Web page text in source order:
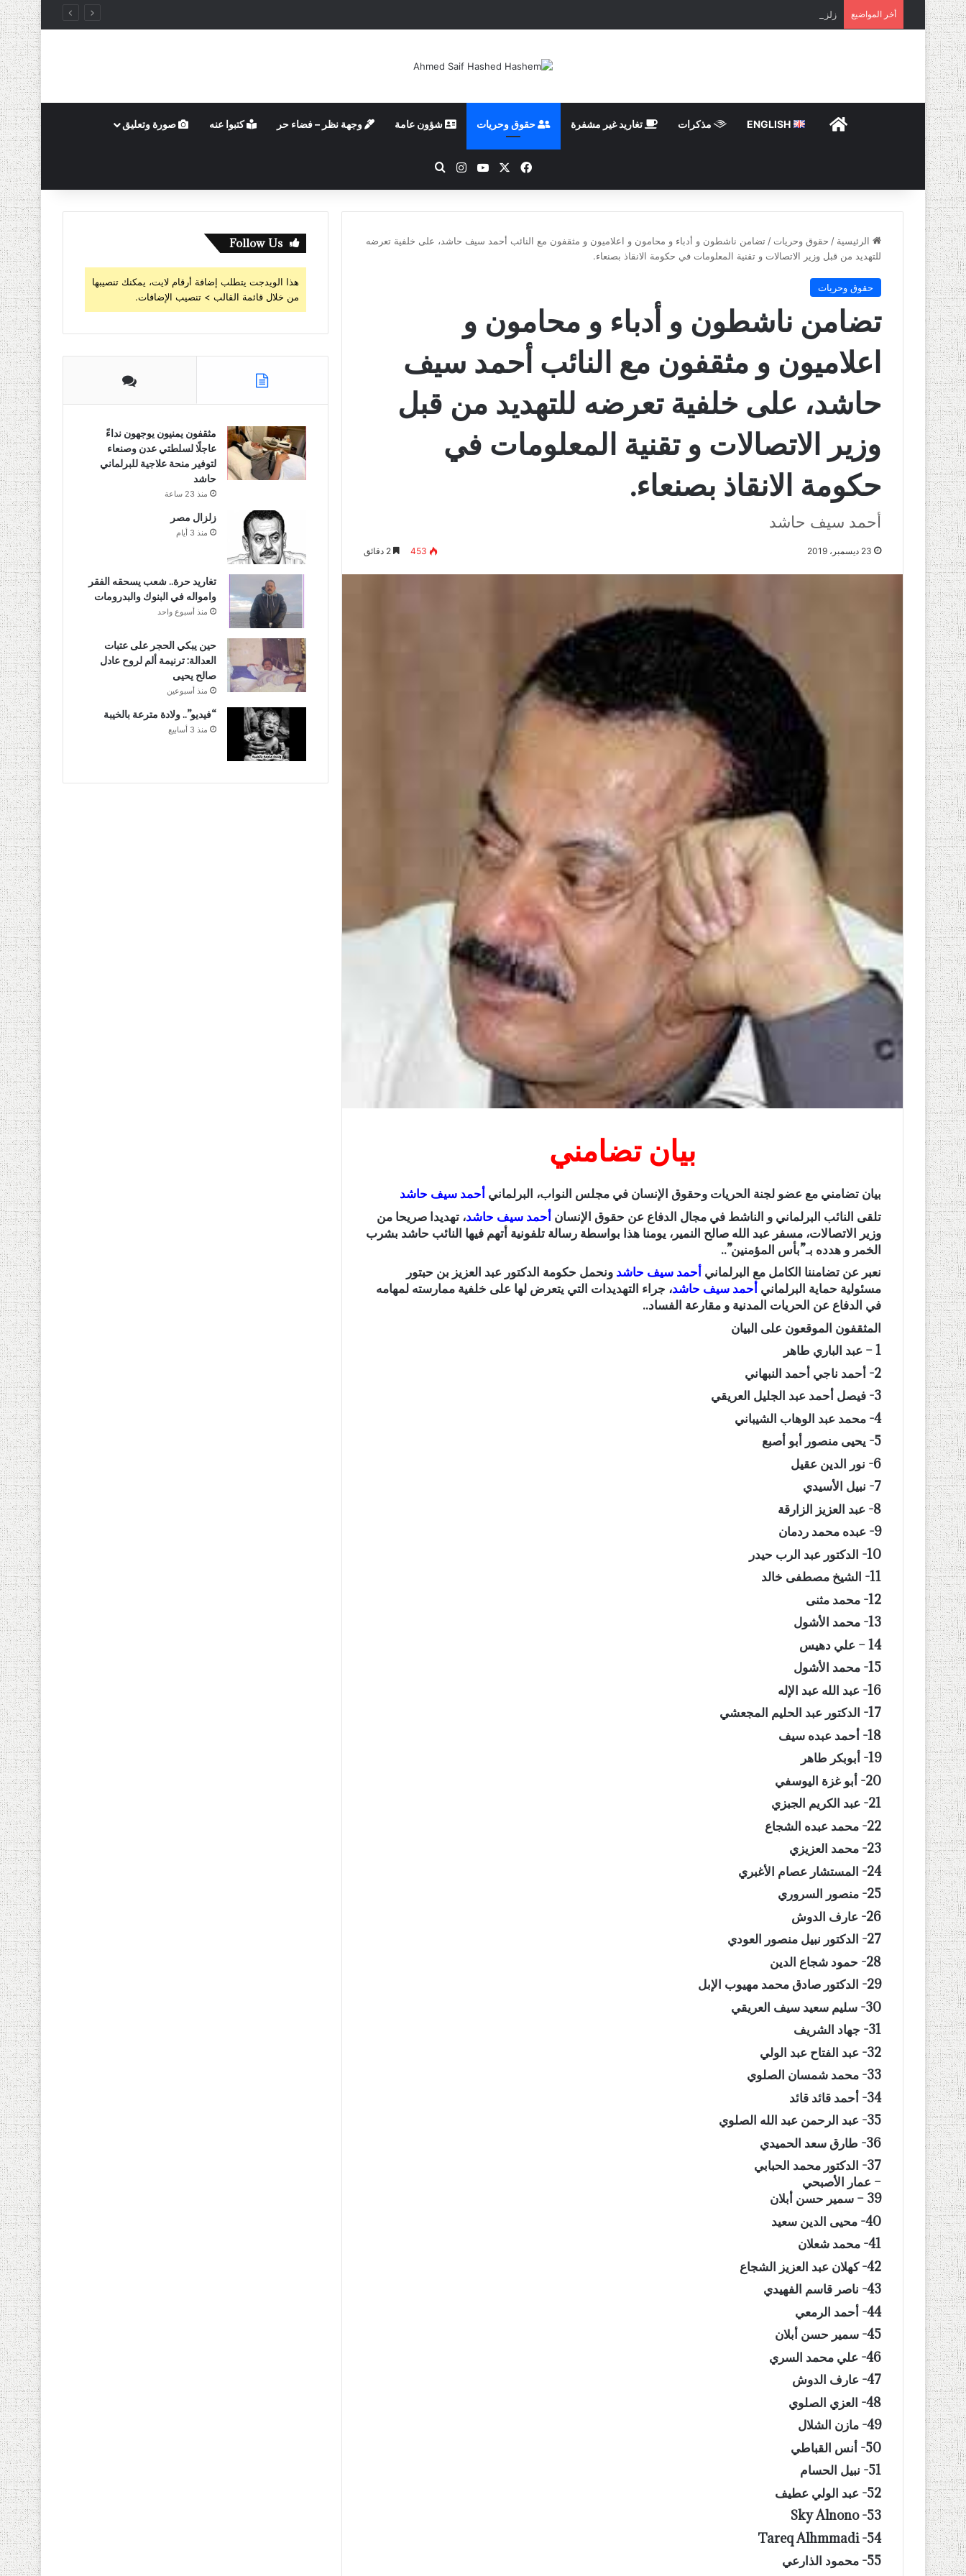
أخر المواضيع زلزال مصر
HOME
ENGLISH مذكرات تغاريد غير مشفرة حقوق وحريات شؤون عامة وجهة نظر – فضاء حر كتبوا عنه صورة وتعليق
فيسبوك ‫YouTube
انستقرامبحث عن
الرئيسية / حقوق وحريات / تضامن ناشطون و أدباء و محامون و اعلاميون و مثقفون مع النائب أحمد سيف حاشد، على خلفية تعرضه
للتهديد من قبل وزير الاتصالات و تقنية المعلومات في حكومة الانقاذ بصنعاء.
حقوق وحريات
تضامن ناشطون و أدباء و محامون و
اعلاميون و مثقفون مع النائب أحمد سيف
حاشد، على خلفية تعرضه للتهديد من قبل
وزير الاتصالات و تقنية المعلومات في
حكومة الانقاذ بصنعاء.
أحمد سيف حاشد
23 ديسمبر، 2019 453
بيان تضامني
بيان تضامني مع عضو لجنة الحريات وحقوق الإنسان في مجلس النواب، البرلماني أحمد سيف حاشد
تلقى النائب البرلماني و الناشط في مجال الدفاع عن حقوق الإنسان أحمد سيف حاشد، تهديدا صريحا من
وزير الاتصالات، مسفر عبد الله صالح النمير، يومنا هذا بواسطة رسالة تلفونية أتهم فيها النائب حاشد بشرب
الخمر و هدده بـ”بأس المؤمنين”..
نعبر عن تضامننا الكامل مع البرلماني أحمد سيف حاشد ونحمل حكومة الدكتور عبد العزيز بن حبتور
مسئولية حماية البرلماني أحمد سيف حاشد، جراء التهديدات التي يتعرض لها على خلفية ممارسته لمهامه
في الدفاع عن الحريات المدنية و مقارعة الفساد..
المثقفون الموقعون على البيان
1 – عبد الباري طاهر
2- أحمد ناجي أحمد النبهاني
3- فيصل أحمد عبد الجليل العريقي
4- محمد عبد الوهاب الشيباني
5- يحيى منصور أبو أصبع
6- نور الدين عقيل
7- نبيل الأسيدي
8- عبد العزيز الزارقة
9- عبده محمد ردمان
10- الدكتور عبد الرب حيدر
11- الشيخ مصطفى خالد
12- محمد مثنى
13- محمد الأشول
14 – علي دهيس
15- محمد الأشول
16- عبد الله عبد الإله
17- الدكتور عبد الحليم المجعشي
18- أحمد عبده سيف
19- أبوبكر طاهر
20- أبو غزة اليوسفي
21- عبد الكريم الجبزي
22- محمد عبده الشجاع
23- محمد العزيزي
24- المستشار عصام الأغبري
25- منصور السروري
26- عارف الدوش
27- الدكتور نبيل منصور العودي
28- حمود شجاع الدين
29- الدكتور صادق محمد مهيوب الإبل
30- سليم سعيد سيف العريقي
31- جهاد الشريف
32- عبد الفتاح عبد الولي
33- محمد شمسان الصلوي
34- أحمد قائد قائد
35- عبد الرحمن عبد الله الصلوي
36- طارق سعد الحميدي
37- الدكتور محمد الحبابي
– عمار الأصبحي
39 – سمير حسن أبلان
40- محيى الدين سعيد
41- محمد شعلان
42- كهلان عبد العزيز الشجاع
43- ناصر قاسم الفهيدي
44- أحمد الرمعي
45- سمير حسن أبلان
46- علي محمد السري
47- عارف الدوش
48- العزي الصلوي
49- مازن الشلال
50- أنس القباطي
51- نبيل الحسام
52- عبد الولي عطيف
53- Sky Alnono
54- Tareq Alhmmadi
55- محمود الذارعي
Follow Us
هذا الويدجت يتطلب إضافة أرقام لايت، يمكنك تنصيبها
من خلال قائمة القالب > تنصيب الإضافات.
مثقفون يمنيون يوجهون نداءً
عاجلًا لسلطتي عدن وصنعاء
لتوفير منحة علاجية للبرلماني
حاشد
منذ 23 ساعة
زلزال مصر
منذ 3 أيام
تغاريد حرة.. شعب يسحقه الفقر
وامواله في البنوك والبدرومات
منذ أسبوع واحد
حين يبكي الحجر على عتبات
العدالة: ترنيمة ألم لروح عادل
صالح يحيى
منذ أسبوعين
“فيديو”.. ولادة مترعة بالخيبة
منذ 3 أسابيع